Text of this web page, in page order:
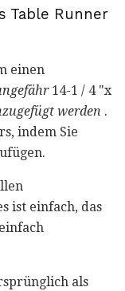
Table Runner
einen
14-1 / 4 "x
werden .
indem Sie
ist einfach, das
als